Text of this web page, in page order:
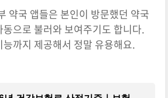
약국 앱들은 본인이 방문했던 약국
으로 불러와 보여주기도 합니다.
까지 제공해서 정말 유용해요.